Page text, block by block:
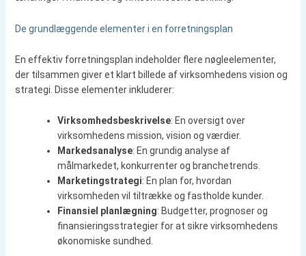
De grundlæggende elementer i en forretningsplan
En effektiv forretningsplan indeholder flere nøgleelementer,
der tilsammen giver et klart billede af virksomhedens vision og
strategi. Disse elementer inkluderer:
Virksomhedsbeskrivelse: En oversigt over
virksomhedens mission, vision og værdier.
Markedsanalyse: En grundig analyse af
målmarkedet, konkurrenter og branchetrends.
Marketingstrategi: En plan for, hvordan
virksomheden vil tiltrække og fastholde kunder.
Finansiel planlægning: Budgetter, prognoser og
finansieringsstrategier for at sikre virksomhedens
økonomiske sundhed.